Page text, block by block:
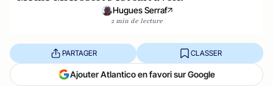
Hugues Serraf
2 min de lecture
PARTAGER CLASSER
Ajouter Atlantico en favori sur Google